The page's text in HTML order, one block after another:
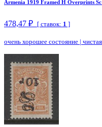
Armenia 1919 Framed H Overprints
478,47 ₽ [ ставок: 1 ]
очень хорошее состояние |